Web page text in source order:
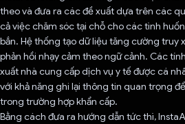
theo và đưa ra các đề xuất dựa trên các
cả việc chăm sóc tại chỗ cho các tình
bắn. Hệ thống tạo dữ liệu tăng cường truy
phản hồi nhạy cảm theo ngữ cảnh. Các
xuất nhà cung cấp dịch vụ y tế được cá
với khả năng ghi lại thông tin quan trọng
trong trường hợp khẩn cấp.
Bằng cách đưa ra hướng dẫn tức thì,